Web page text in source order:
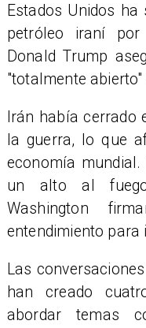
Estados Unidos
petróleo iraní por
Donald Trump
"totalmente
Irán había cerrado
la guerra, lo que
economía
un alto al fuego
Washington
entendimiento para
Las
han creado
abordar temas